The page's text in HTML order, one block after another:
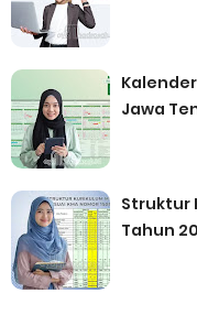
Jawa
Struktur
Tahun